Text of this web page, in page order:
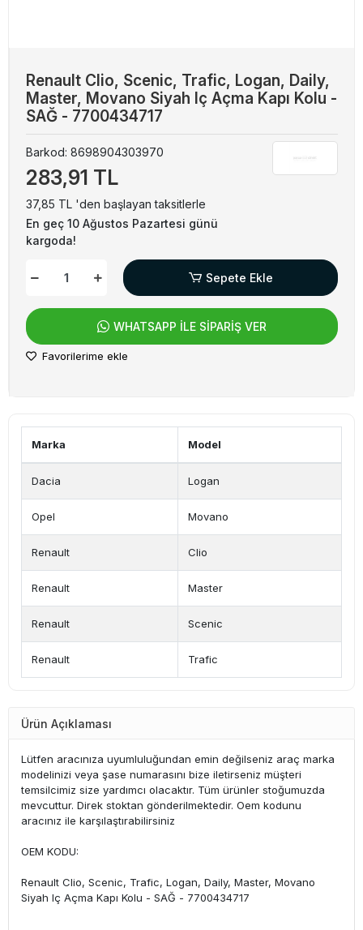
Renault Clio, Scenic, Trafic, Logan, Daily,
Master, Movano Siyah Iç Açma Kapı Kolu -
SAĞ - 7700434717
Barkod: 8698904303970
283,91 TL
37,85 TL 'den başlayan taksitlerle
En geç 10 Ağustos Pazartesi günü
kargoda!
Sepete Ekle
WHATSAPP İLE SİPARİŞ VER
Favorilerime ekle
Marka Model
Dacia Logan
Opel Movano
Renault Clio
Renault Master
Renault Scenic
Renault Trafic
Ürün Açıklaması
Lütfen aracınıza uyumluluğundan emin değilseniz araç marka
modelinizi veya şase numarasını bize iletirseniz müşteri
temsilcimiz size yardımcı olacaktır. Tüm ürünler stoğumuzda
mevcuttur. Direk stoktan gönderilmektedir. Oem kodunu
aracınız ile karşılaştırabilirsiniz
OEM KODU:
Renault Clio, Scenic, Trafic, Logan, Daily, Master, Movano
Siyah Iç Açma Kapı Kolu - SAĞ - 7700434717